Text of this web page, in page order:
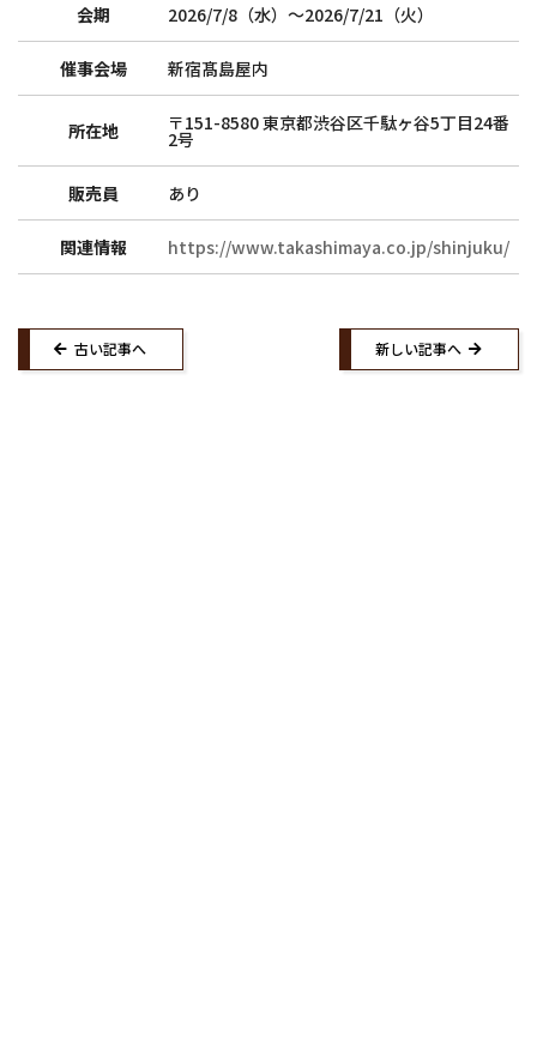
会期 2026/7/8（水）〜2026/7/21（火）
催事会場 新宿髙島屋内
所在地 〒151-8580 東京都渋谷区千駄ヶ谷5丁目24番
2号
販売員 あり
関連情報 https://www.takashimaya.co.jp/shinjuku/
古い記事へ 新しい記事へ
紙漉き体験ご案内
和綴じ体験ご案内
店舗ご案内
求人募集
ウェブショップ
お知らせ
紙漉き体験ご予約
紙漉きご予約マイページ
お問い合わせ
Instagram